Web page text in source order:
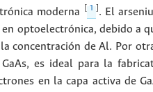
moderna
1
. El
optoelectrónica, debido a
concentración de Al. Por
es ideal para la
en la capa activa de